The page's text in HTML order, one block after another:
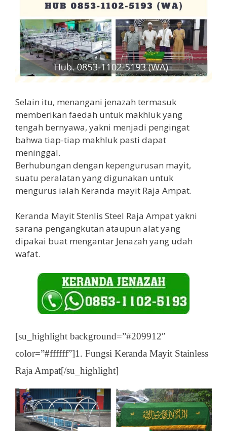
Selain itu, menangani jenazah termasuk
memberikan faedah untuk makhluk yang
tengah bernyawa, yakni menjadi pengingat
bahwa tiap-tiap makhluk pasti dapat
meninggal.
Berhubungan dengan kepengurusan mayit,
suatu peralatan yang digunakan untuk
mengurus ialah Keranda mayit Raja Ampat.
Keranda Mayit Stenlis Steel Raja Ampat yakni
sarana pengangkutan ataupun alat yang
dipakai buat mengantar Jenazah yang udah
wafat.
[su_highlight background=”#209912″
color=”#ffffff”]1. Fungsi Keranda Mayit Stainless
Raja Ampat[/su_highlight]